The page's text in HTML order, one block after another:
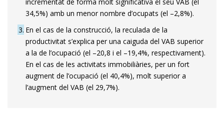
34,5%) amb un menor nombre d’ocupats (el –2,8%).
3 En el cas de la construcció, la reculada de la
productivitat s’explica per una caiguda del VAB superior
a la de l’ocupació (el –20,8 i el –19,4%, respectivament).
En el cas de les activitats immobiliàries, per un fort
augment de l’ocupació (el 40,4%), molt superior a
l’augment del VAB (el 29,7%).